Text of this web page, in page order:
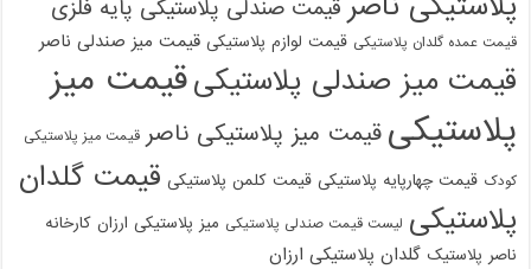
قیمت صندلی پلاستیکی پایه فلزی
قیمت عمده گلدان پلاستیکی قیمت لوازم پلاستیکی قیمت میز صندلی ناصر
قیمت میز صندلی پلاستیکیقیمت میز
پلاستیکی قیمت میز پلاستیکی ناصر قیمت میز پلاستیکی
کودک قیمت چهارپایه پلاستیکی قیمت کلمن پلاستیکی قیمت گلدان
پلاستیکی لیست قیمت صندلی پلاستیکی میز پلاستیکی ارزان کارخانه
ناصر پلاستیک گلدان پلاستیکی ارزان